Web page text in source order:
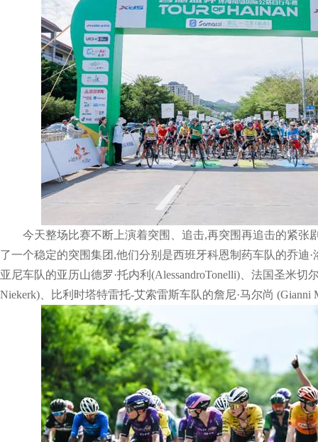
今天整场比赛不断上演着突围、追击,再突围再追击的紧张
了一个稳定的突围集团,他们分别是西班牙科恩制药车队的乔迪·
亚尼车队的亚历山德罗·托内利(AlessandroTonelli)、法国圣米切
Niekerk)、比利时塔特雷托-艾索雷斯车队的詹尼·马尔尚 (Gianni